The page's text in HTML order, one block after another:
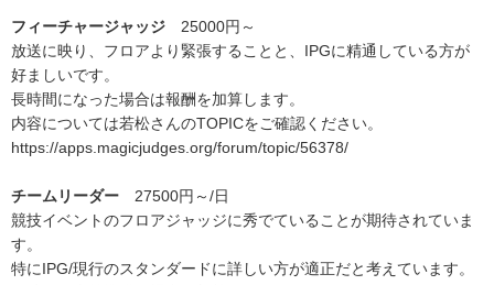
フィーチャージャッジ 25000円～
放送に映り、フロアより緊張することと、IPGに精通している方が
好ましいです。
長時間になった場合は報酬を加算します。
内容については若松さんのTOPICをご確認ください。
https://apps.magicjudges.org/forum/topic/56378/
チームリーダー 27500円～/日
競技イベントのフロアジャッジに秀でていることが期待されていま
す。
特にIPG/現行のスタンダードに詳しい方が適正だと考えています。